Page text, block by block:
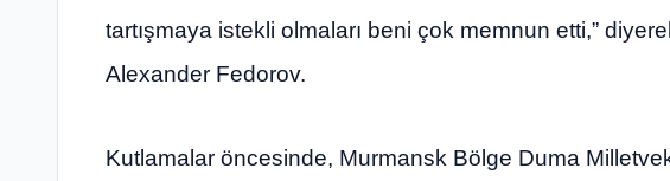
tartışmaya istekli olmaları beni çok memnun etti,”
Alexander Fedorov.
Kutlamalar öncesinde, Murmansk Bölge Duma